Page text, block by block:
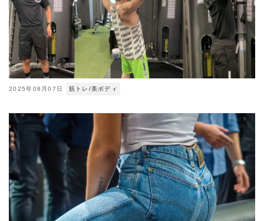
2025年08月07日 筋トレ/美ボディ